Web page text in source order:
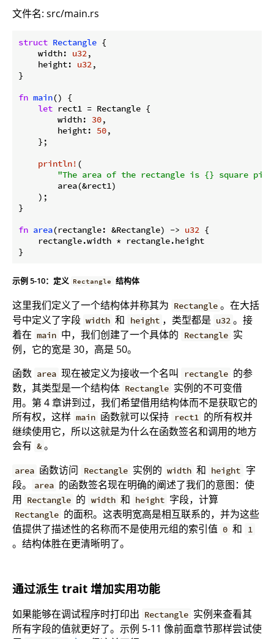
文件名: src/main.rs
struct Rectangle {
    width:
u32,
    height:
u32,
}
fn main() {
let rect1 = Rectangle {
        width:
30,
        height:
50,
    };
println! (
"The area of the rectangle is {} square
        area(&rect1)
    );
}
fn area(rectangle: &Rectangle) -> u32 {
    rectangle.width * rectangle.height
}
示例 5-10：定义 Rectangle 结构体
这里我们定义了一个结构体并称其为 Rectangle 。在大括
号中定义了字段 width 和 height ，类型都是 u32 。接
着在 main 中，我们创建了一个具体的 Rectangle 实
例，它的宽是 30，高是 50。
函数 area 现在被定义为接收一个名叫 rectangle 的参
数，其类型是一个结构体 Rectangle 实例的不可变借
用。第 4 章讲到过，我们希望借用结构体而不是获取它的
所有权，这样 main 函数就可以保持 rect1 的所有权并
继续使用它，所以这就是为什么在函数签名和调用的地方
会有 & 。
area 函数访问 Rectangle 实例的 width 和 height 字
段。
area 的函数签名现在明确的阐述了我们的意图：使
用 Rectangle 的 width 和 height 字段，计算
Rectangle 的面积。这表明宽高是相互联系的，并为这些
值提供了描述性的名称而不是使用元组的索引值 0 和 1
。结构体胜在更清晰明了。
通过派生 trait 增加实用功能
如果能够在调试程序时打印出 Rectangle 实例来查看其
所有字段的值就更好了。示例 5-11 像前面章节那样尝试使